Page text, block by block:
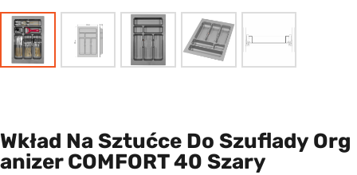
Wkład Na Sztućce Do Szuflady Org
Anizer COMFORT 40 Szary